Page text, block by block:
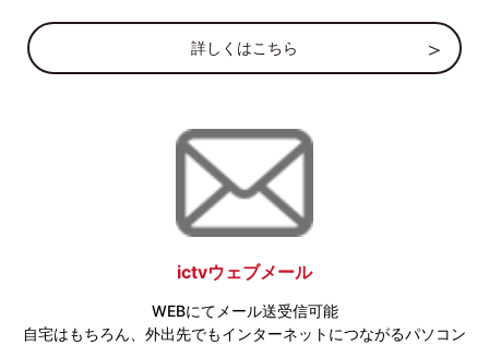
詳しくはこちら
ictvウェブメール
WEBにてメール送受信可能
自宅はもちろん、外出先でもインターネットにつながるパソコン